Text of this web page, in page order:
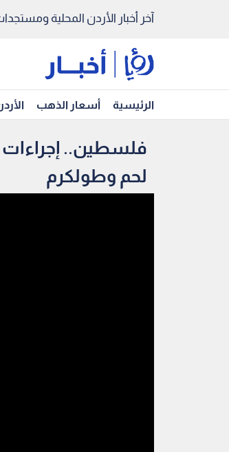
آخر أخبار الأردن المحلية
الرئيسية أسعار الذهب
فلسطين.. إجراءات
لحم وطولكرم